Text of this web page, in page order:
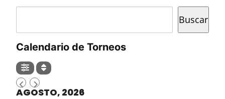
Buscar
Calendario de Torneos
AGOSTO, 2026